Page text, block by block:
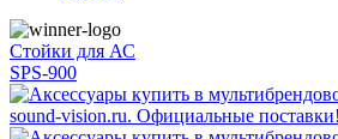
Стойки для АС
SPS-900